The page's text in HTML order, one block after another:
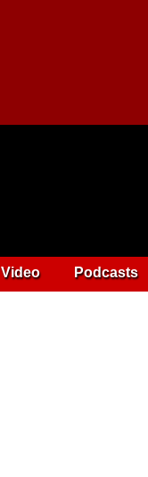
Video Podcasts